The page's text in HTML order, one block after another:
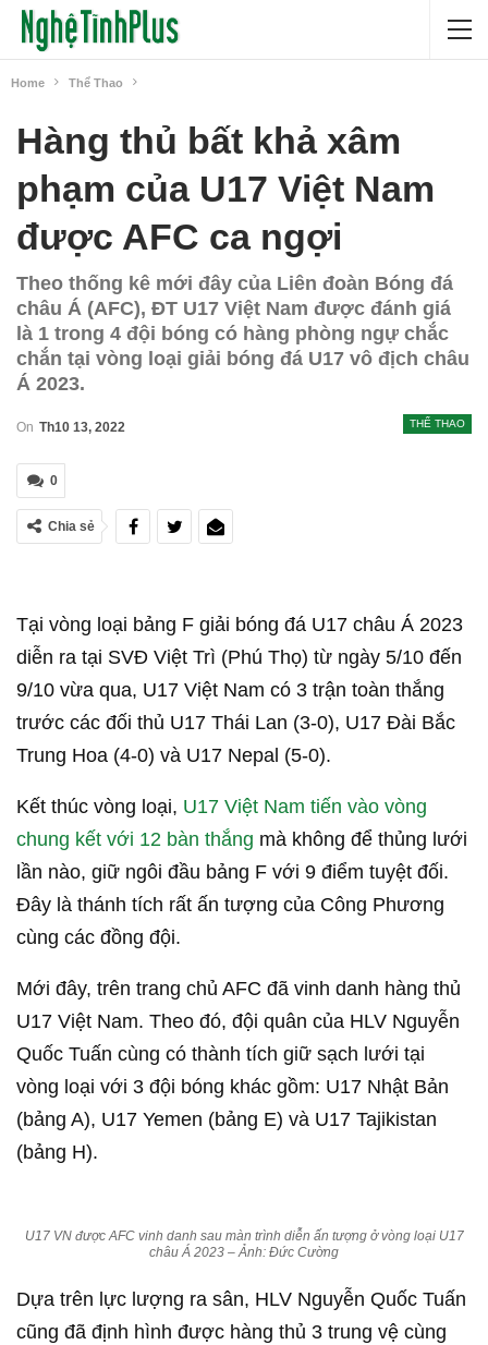
Home Thể Thao
Hàng thủ bất khả xâm
phạm của U17 Việt Nam
được AFC ca ngợi
Theo thống kê mới đây của Liên đoàn Bóng đá
châu Á (AFC), ĐT U17 Việt Nam được đánh giá
là 1 trong 4 đội bóng có hàng phòng ngự chắc
chắn tại vòng loại giải bóng đá U17 vô địch châu
Á 2023.
THỂ THAO
On Th10 13, 2022
0
Chia sẻ
Tại vòng loại bảng F giải bóng đá U17 châu Á 2023
diễn ra tại SVĐ Việt Trì (Phú Thọ) từ ngày 5/10 đến
9/10 vừa qua, U17 Việt Nam có 3 trận toàn thắng
trước các đối thủ U17 Thái Lan (3-0), U17 Đài Bắc
Trung Hoa (4-0) và U17 Nepal (5-0).
Kết thúc vòng loại, U17 Việt Nam tiến vào vòng
chung kết với 12 bàn thắng mà không để thủng lưới
lần nào, giữ ngôi đầu bảng F với 9 điểm tuyệt đối.
Đây là thánh tích rất ấn tượng của Công Phương
cùng các đồng đội.
Mới đây, trên trang chủ AFC đã vinh danh hàng thủ
U17 Việt Nam. Theo đó, đội quân của HLV Nguyễn
Quốc Tuấn cùng có thành tích giữ sạch lưới tại
vòng loại với 3 đội bóng khác gồm: U17 Nhật Bản
(bảng A), U17 Yemen (bảng E) và U17 Tajikistan
(bảng H).
U17 VN được AFC vinh danh sau màn trình diễn ấn tượng ở vòng loại U17
châu Á 2023 – Ảnh: Đức Cường
Dựa trên lực lượng ra sân, HLV Nguyễn Quốc Tuấn
cũng đã định hình được hàng thủ 3 trung vệ cùng